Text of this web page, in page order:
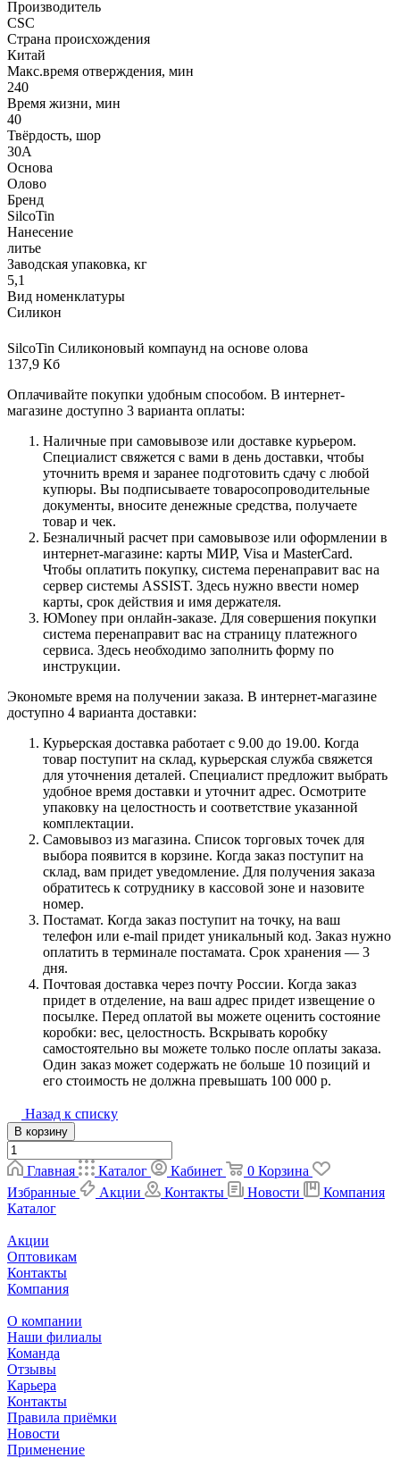
Производитель
CSC
Страна происхождения
Китай
Макс.время отверждения, мин
240
Время жизни, мин
40
Твёрдость, шор
30А
Основа
Олово
Бренд
SilcoTin
Нанесение
литье
Заводская упаковка, кг
5,1
Вид номенклатуры
Силикон
SilcoTin Силиконовый компаунд на основе олова
137,9 Кб
Оплачивайте покупки удобным способом. В интернет-
магазине доступно 3 варианта оплаты:
Наличные при самовывозе или доставке курьером.
Специалист свяжется с вами в день доставки, чтобы
уточнить время и заранее подготовить сдачу с любой
купюры. Вы подписываете товаросопроводительные
документы, вносите денежные средства, получаете
товар и чек.
Безналичный расчет при самовывозе или оформлении в
интернет-магазине: карты МИР, Visa и MasterCard.
Чтобы оплатить покупку, система перенаправит вас на
сервер системы ASSIST. Здесь нужно ввести номер
карты, срок действия и имя держателя.
ЮMoney при онлайн-заказе. Для совершения покупки
система перенаправит вас на страницу платежного
сервиса. Здесь необходимо заполнить форму по
инструкции.
Экономьте время на получении заказа. В интернет-магазине
доступно 4 варианта доставки:
Курьерская доставка работает с 9.00 до 19.00. Когда
товар поступит на склад, курьерская служба свяжется
для уточнения деталей. Специалист предложит выбрать
удобное время доставки и уточнит адрес. Осмотрите
упаковку на целостность и соответствие указанной
комплектации.
Самовывоз из магазина. Список торговых точек для
выбора появится в корзине. Когда заказ поступит на
склад, вам придет уведомление. Для получения заказа
обратитесь к сотруднику в кассовой зоне и назовите
номер.
Постамат. Когда заказ поступит на точку, на ваш
телефон или e-mail придет уникальный код. Заказ нужно
оплатить в терминале постамата. Срок хранения — 3
дня.
Почтовая доставка через почту России. Когда заказ
придет в отделение, на ваш адрес придет извещение о
посылке. Перед оплатой вы можете оценить состояние
коробки: вес, целостность. Вскрывать коробку
самостоятельно вы можете только после оплаты заказа.
Один заказ может содержать не больше 10 позиций и
его стоимость не должна превышать 100 000 р.
Назад к списку
В корзину
Главная Каталог Кабинет 0 Корзина
Избранные
Акции Контакты Новости
Компания
Каталог
Акции
Оптовикам
Контакты
Компания
О компании
Наши филиалы
Команда
Отзывы
Карьера
Контакты
Правила приёмки
Новости
Применение